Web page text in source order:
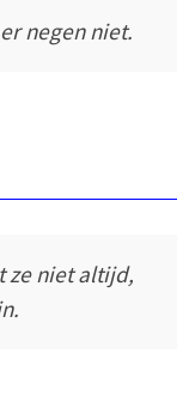
negen niet.
ze niet altijd,